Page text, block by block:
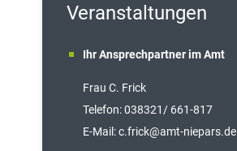
Veranstaltungen
Ihr Ansprechpartner im Amt
Frau C. Frick
Telefon: 038321/ 661-817
E-Mail:c.frick@amt-niepars.de